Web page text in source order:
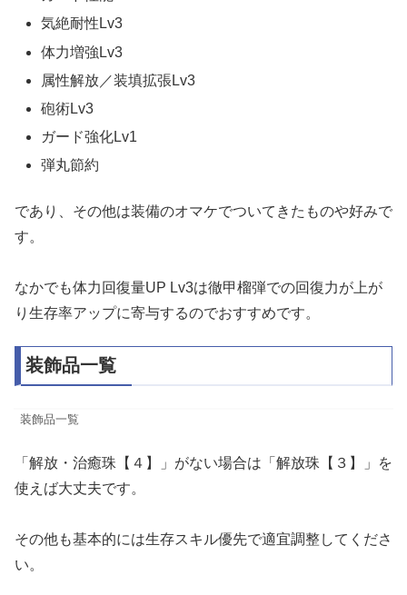
気絶耐性Lv3
体力増強Lv3
属性解放／装填拡張Lv3
砲術Lv3
ガード強化Lv1
弾丸節約
であり、その他は装備のオマケでついてきたものや好みで
す。
なかでも体力回復量UP Lv3は徹甲榴弾での回復力が上が
り生存率アップに寄与するのでおすすめです。
装飾品一覧
装飾品一覧
「解放・治癒珠【４】」がない場合は「解放珠【３】」を
使えば大丈夫です。
その他も基本的には生存スキル優先で適宜調整してくださ
い。